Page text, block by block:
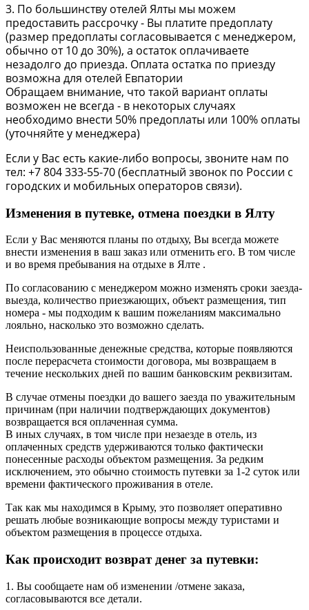
3. По большинству отелей Ялты мы можем
предоставить рассрочку - Вы платите предоплату
(размер предоплаты согласовывается с менеджером,
обычно от 10 до 30%), а остаток оплачиваете
незадолго до приезда. Оплата остатка по приезду
возможна для отелей Евпатории
Обращаем внимание, что такой вариант оплаты
возможен не всегда - в некоторых случаях
необходимо внести 50% предоплаты или 100% оплаты
(уточняйте у менеджера)
Если у Вас есть какие-либо вопросы, звоните нам по
тел: +7 804 333-55-70 (бесплатный звонок по России с
городских и мобильных операторов связи).
Изменения в путевке, отмена поездки в Ялту
Если у Вас меняются планы по отдыху, Вы всегда можете
внести изменения в ваш заказ или отменить его. В том числе
и во время пребывания на отдыхе в Ялте .
По согласованию с менеджером можно изменять сроки заезда-
выезда, количество приезжающих, объект размещения, тип
номера - мы подходим к вашим пожеланиям максимально
лояльно, насколько это возможно сделать.
Неиспользованные денежные средства, которые появляются
после перерасчета стоимости договора, мы возвращаем в
течение нескольких дней по вашим банковским реквизитам.
В случае отмены поездки до вашего заезда по уважительным
причинам (при наличии подтверждающих документов)
возвращается вся оплаченная сумма.
В иных случаях, в том числе при незаезде в отель, из
оплаченных средств удерживаются только фактически
понесенные расходы объектом размещения. За редким
исключением, это обычно стоимость путевки за 1-2 суток или
времени фактического проживания в отеле.
Так как мы находимся в Крыму, это позволяет оперативно
решать любые возникающие вопросы между туристами и
объектом размещения в процессе отдыха.
Как происходит возврат денег за путевки:
1. Вы сообщаете нам об изменении /отмене заказа,
согласовываются все детали.